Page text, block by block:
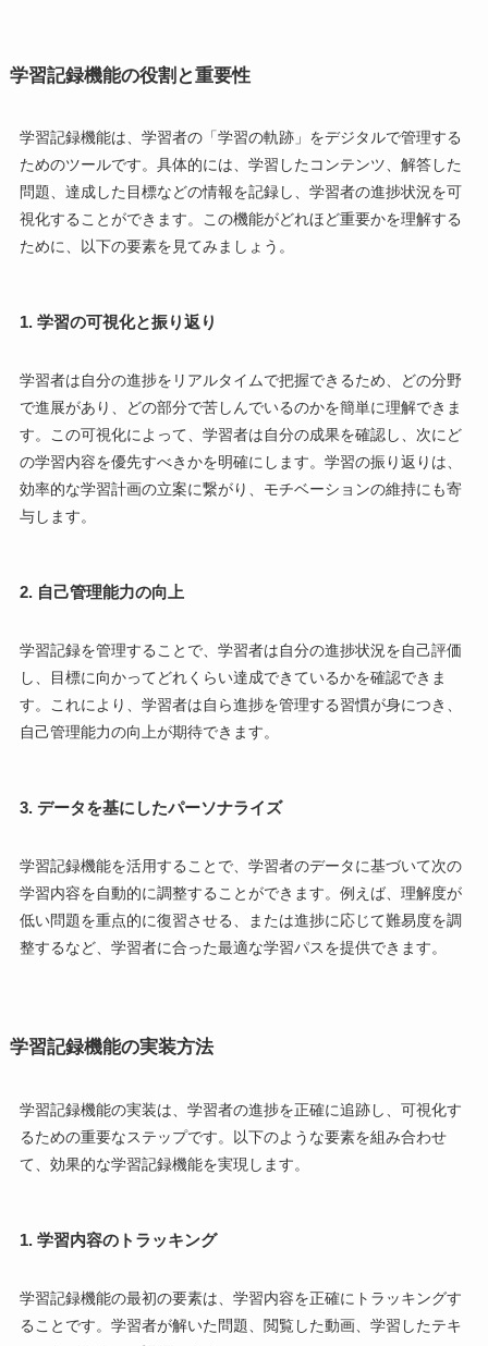
学習記録機能の役割と重要性
学習記録機能は、学習者の「学習の軌跡」をデジタルで管理する
ためのツールです。具体的には、学習したコンテンツ、解答した
問題、達成した目標などの情報を記録し、学習者の進捗状況を可
視化することができます。この機能がどれほど重要かを理解する
ために、以下の要素を見てみましょう。
1. 学習の可視化と振り返り
学習者は自分の進捗をリアルタイムで把握できるため、どの分野
で進展があり、どの部分で苦しんでいるのかを簡単に理解できま
す。この可視化によって、学習者は自分の成果を確認し、次にど
の学習内容を優先すべきかを明確にします。学習の振り返りは、
効率的な学習計画の立案に繋がり、モチベーションの維持にも寄
与します。
2. 自己管理能力の向上
学習記録を管理することで、学習者は自分の進捗状況を自己評価
し、目標に向かってどれくらい達成できているかを確認できま
す。これにより、学習者は自ら進捗を管理する習慣が身につき、
自己管理能力の向上が期待できます。
3. データを基にしたパーソナライズ
学習記録機能を活用することで、学習者のデータに基づいて次の
学習内容を自動的に調整することができます。例えば、理解度が
低い問題を重点的に復習させる、または進捗に応じて難易度を調
整するなど、学習者に合った最適な学習パスを提供できます。
学習記録機能の実装方法
学習記録機能の実装は、学習者の進捗を正確に追跡し、可視化す
るための重要なステップです。以下のような要素を組み合わせ
て、効果的な学習記録機能を実現します。
1. 学習内容のトラッキング
学習記録機能の最初の要素は、学習内容を正確にトラッキングす
ることです。学習者が解いた問題、閲覧した動画、学習したテキ